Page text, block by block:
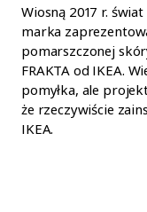
Wiosną 2017 r.
marka
pomarszczonej
FRAKTA od IKEA.
pomyłka, ale
że rzeczywiście
IKEA.